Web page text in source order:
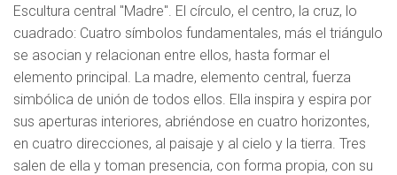
Escultura central "Madre". El círculo, el centro, la cruz, lo
cuadrado: Cuatro símbolos fundamentales, más el triángulo
se asocian y relacionan entre ellos, hasta formar el
elemento principal. La madre, elemento central, fuerza
simbólica de unión de todos ellos. Ella inspira y espira por
sus aperturas interiores, abriéndose en cuatro horizontes,
en cuatro direcciones, al paisaje y al cielo y la tierra. Tres
salen de ella y toman presencia, con forma propia, con su